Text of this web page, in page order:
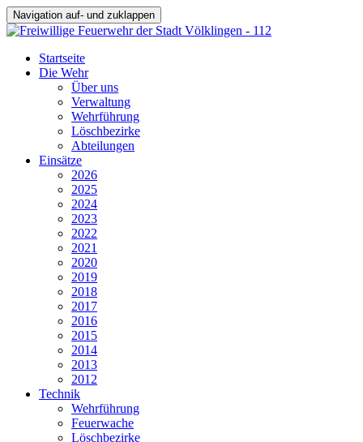
Navigation auf- und zuklappen
Startseite
Die Wehr
Über uns
Verwaltung
Wehrführung
Löschbezirke
Abteilungen
Einsätze
2026
2025
2024
2023
2022
2021
2020
2019
2018
2017
2016
2015
2014
2013
2012
Technik
Wehrführung
Feuerwache
Löschbezirke